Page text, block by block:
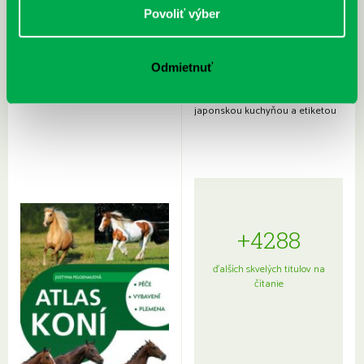
Povoliť výber
Odmietnuť
japonskou kuchyňou a etiketou
+4288
ďalších skvelých titulov na
čítanie